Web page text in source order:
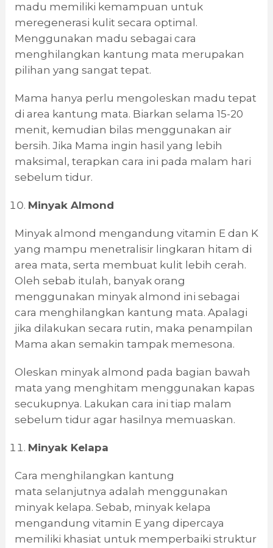
madu memiliki kemampuan untuk
meregenerasi kulit secara optimal.
Menggunakan madu sebagai cara
menghilangkan kantung mata merupakan
pilihan yang sangat tepat.
Mama hanya perlu mengoleskan madu tepat
di area kantung mata. Biarkan selama 15-20
menit, kemudian bilas menggunakan air
bersih. Jika Mama ingin hasil yang lebih
maksimal, terapkan cara ini pada malam hari
sebelum tidur.
Minyak Almond
Minyak almond mengandung vitamin E dan K
yang mampu menetralisir lingkaran hitam di
area mata, serta membuat kulit lebih cerah.
Oleh sebab itulah, banyak orang
menggunakan minyak almond ini sebagai
cara menghilangkan kantung mata. Apalagi
jika dilakukan secara rutin, maka penampilan
Mama akan semakin tampak memesona.
Oleskan minyak almond pada bagian bawah
mata yang menghitam menggunakan kapas
secukupnya. Lakukan cara ini tiap malam
sebelum tidur agar hasilnya memuaskan.
Minyak Kelapa
Cara menghilangkan kantung
mata selanjutnya adalah menggunakan
minyak kelapa. Sebab, minyak kelapa
mengandung vitamin E yang dipercaya
memiliki khasiat untuk memperbaiki struktur